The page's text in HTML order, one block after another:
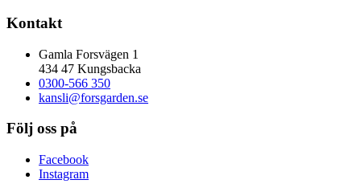
Kontakt
Gamla Forsvägen 1
434 47 Kungsbacka
0300-566 350
kansli@forsgarden.se
Följ oss på
Facebook
Instagram